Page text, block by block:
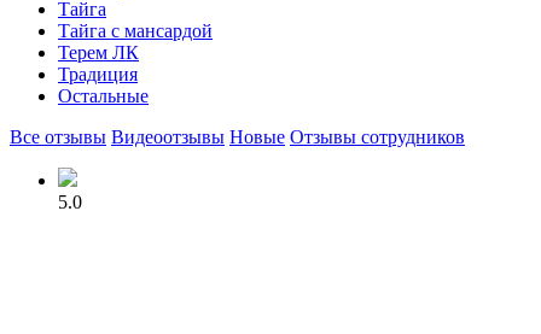
Тайга
Тайга с мансардой
Терем ЛК
Традиция
Остальные
Все отзывы Видеоотзывы Новые Отзывы сотрудников
5.0